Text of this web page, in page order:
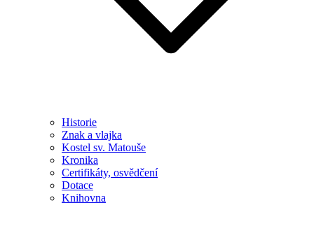
Historie
Znak a vlajka
Kostel sv. Matouše
Kronika
Certifikáty, osvědčení
Dotace
Knihovna